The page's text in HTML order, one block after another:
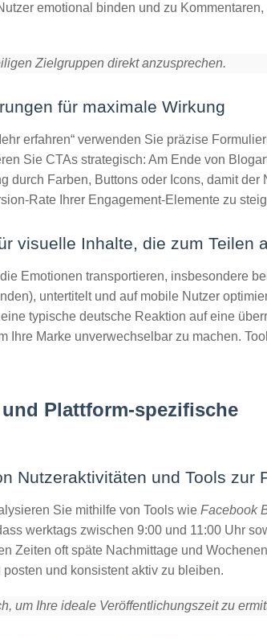
emotional binden und zu Kommentaren,
Zielgruppen direkt anzusprechen.
für maximale Wirkung
erfahren“ verwenden Sie präzise
Sie CTAs strategisch: Am Ende von
durch Farben, Buttons oder Icons, damit der
Rate Ihrer Engagement-Elemente zu
visuelle Inhalte, die zum Teilen
Emotionen transportieren, insbesondere
untertitelt und auf mobile Nutzer
typische deutsche Reaktion auf eine
Ihre Marke unverwechselbar zu machen.
Plattform-spezifische
Nutzeraktivitäten und Tools zur
Sie mithilfe von Tools wie Facebook
werktags zwischen 9:00 und 11:00 Uhr
Zeiten oft späte Nachmittage und
posten und konsistent aktiv zu bleiben.
um Ihre ideale Veröffentlichungszeit zu